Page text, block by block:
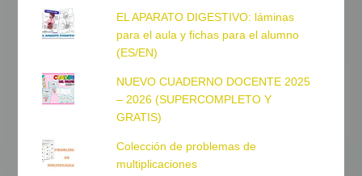
EL APARATO DIGESTIVO: láminas
para el aula y fichas para el alumno
(ES/EN)
NUEVO CUADERNO DOCENTE 2025
– 2026 (SUPERCOMPLETO Y
GRATIS)
Colección de problemas de
multiplicaciones